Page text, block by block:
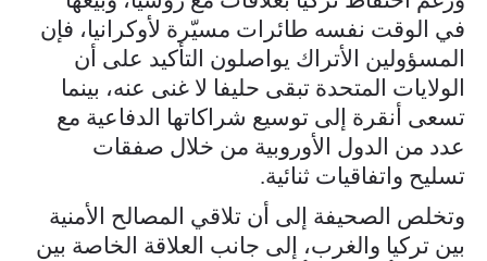
في الوقت نفسه طائرات مسيّرة لأوكرانيا، فإن
المسؤولين الأتراك يواصلون التأكيد على أن
الولايات المتحدة تبقى حليفا لا غنى عنه، بينما
تسعى أنقرة إلى توسيع شراكاتها الدفاعية مع
عدد من الدول الأوروبية من خلال صفقات
تسليح واتفاقيات ثنائية.
وتخلص الصحيفة إلى أن تلاقي المصالح الأمنية
بين تركيا والغرب، إلى جانب العلاقة الخاصة بين